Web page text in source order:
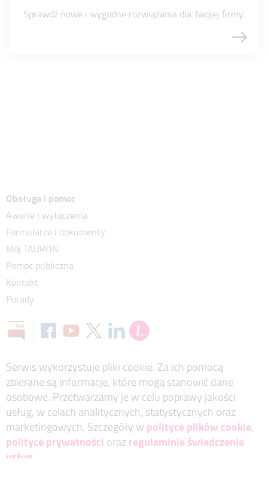
Sprawdź nowe i wygodne rozwiązania dla Twojej firmy.
Obsługa i pomoc
Awarie i wyłączenia
Formularze i dokumenty
Mój TAURON
Pomoc publiczna
Kontakt
Porady
Serwis wykorzystuje pliki cookie. Za ich pomocą
zbierane są informacje, które mogą stanowić dane
osobowe. Przetwarzamy je w celu poprawy jakości
usług, w celach analitycznych, statystycznych oraz
marketingowych. Szczegóły w polityce plików cookie,
polityce prywatności oraz regulaminie świadczenia
usług